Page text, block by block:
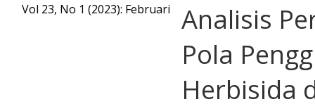
Vol 23, No 1 (2023): Februari
Analisis
Pola
Herbisida